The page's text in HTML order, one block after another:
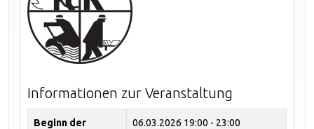
Informationen zur Veranstaltung
Beginn der
06.03.2026 19:00 - 23:00